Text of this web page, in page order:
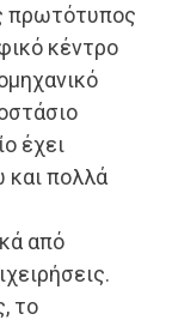
πρωτότυπος
κέντρο
έχει
και πολλά
από
το